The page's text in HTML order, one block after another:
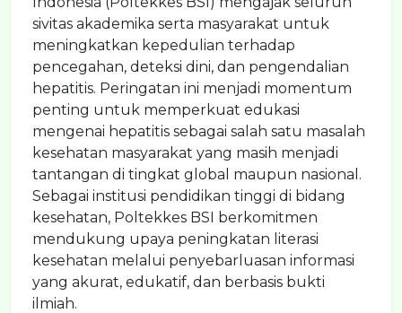
sivitas akademika serta masyarakat untuk
meningkatkan kepedulian terhadap
pencegahan, deteksi dini, dan pengendalian
hepatitis. Peringatan ini menjadi momentum
penting untuk memperkuat edukasi
mengenai hepatitis sebagai salah satu masalah
kesehatan masyarakat yang masih menjadi
tantangan di tingkat global maupun nasional.
Sebagai institusi pendidikan tinggi di bidang
kesehatan, Poltekkes BSI berkomitmen
mendukung upaya peningkatan literasi
kesehatan melalui penyebarluasan informasi
yang akurat, edukatif, dan berbasis bukti
ilmiah.